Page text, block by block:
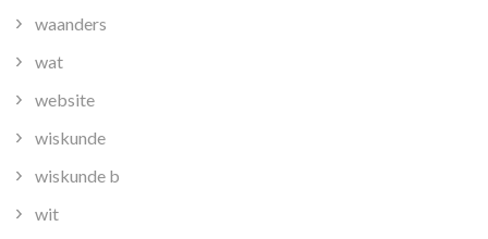
waanders
wat
website
wiskunde
wiskunde b
wit